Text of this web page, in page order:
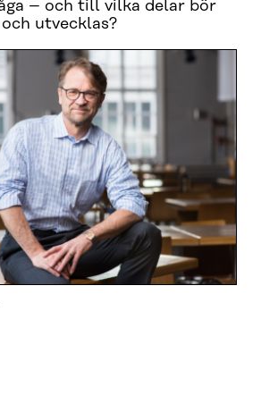
– och till vilka delar bör
utvecklas?